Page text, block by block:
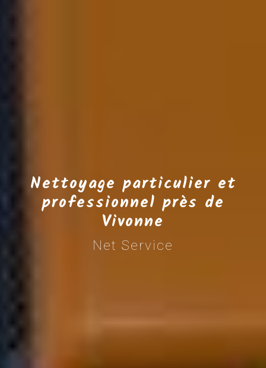
Nettoyage particulier et
professionnel près de
Vivonne
Net Service